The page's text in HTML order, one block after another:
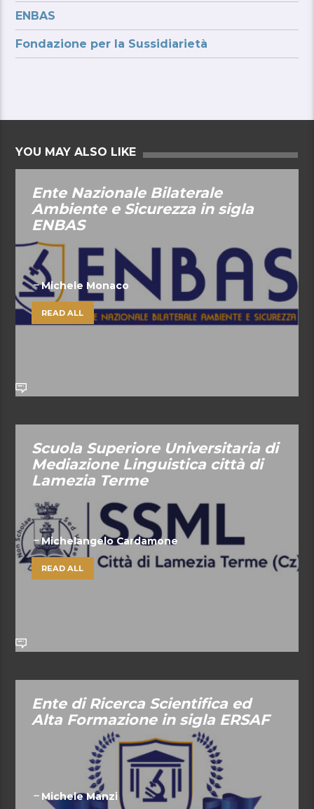
ENBAS
Fondazione per la Sussidiarietà
YOU MAY ALSO LIKE
Ente Nazionale Bilaterale
Ambiente e Sicurezza in sigla
ENBAS
Michele Monaco
READ ALL
Scuola Superiore Universitaria di
Mediazione Linguistica città di
Lamezia Terme
Michelangelo Cardamone
READ ALL
Ente di Ricerca Scientifica ed
Alta Formazione in sigla ERSAF
Michele Manzi